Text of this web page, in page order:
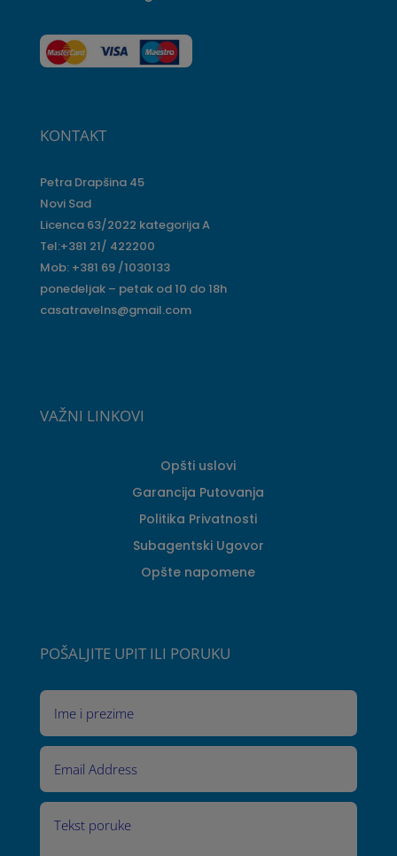
KONTAKT
Petra Drapšina 45
Novi Sad
Licenca 63/2022 kategorija A
Tel:+381 21/ 422200
Mob: +381 69 /1030133
ponedeljak – petak od 10 do 18h
casatravelns@gmail.com
VAŽNI LINKOVI
Opšti uslovi
Garancija Putovanja
Politika Privatnosti
Subagentski Ugovor
Opšte napomene
POŠALJITE UPIT ILI PORUKU